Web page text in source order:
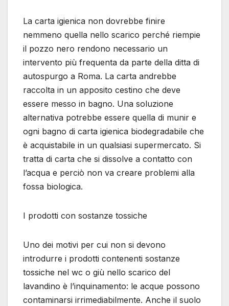
La carta igienica non dovrebbe finire
nemmeno quella nello scarico perché riempie
il pozzo nero rendono necessario un
intervento più frequenta da parte della ditta di
autospurgo a Roma. La carta andrebbe
raccolta in un apposito cestino che deve
essere messo in bagno. Una soluzione
alternativa potrebbe essere quella di munir e
ogni bagno di carta igienica biodegradabile che
è acquistabile in un qualsiasi supermercato. Si
tratta di carta che si dissolve a contatto con
l’acqua e perciò non va creare problemi alla
fossa biologica.
I prodotti con sostanze tossiche
Uno dei motivi per cui non si devono
introdurre i prodotti contenenti sostanze
tossiche nel wc o giù nello scarico del
lavandino è l’inquinamento: le acque possono
contaminarsi irrimediabilmente. Anche il suolo